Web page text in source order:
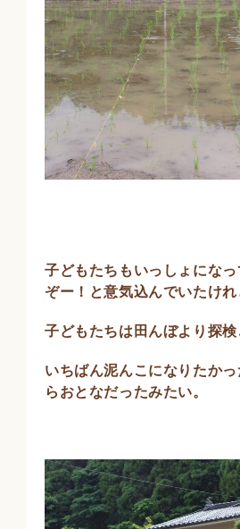
子どもたちもいっしょにな
ぞー！と意気込んでいたけれ
子どもたちは田んぼより探検
いちばん泥んこになりたか
らおとなだったみたい。